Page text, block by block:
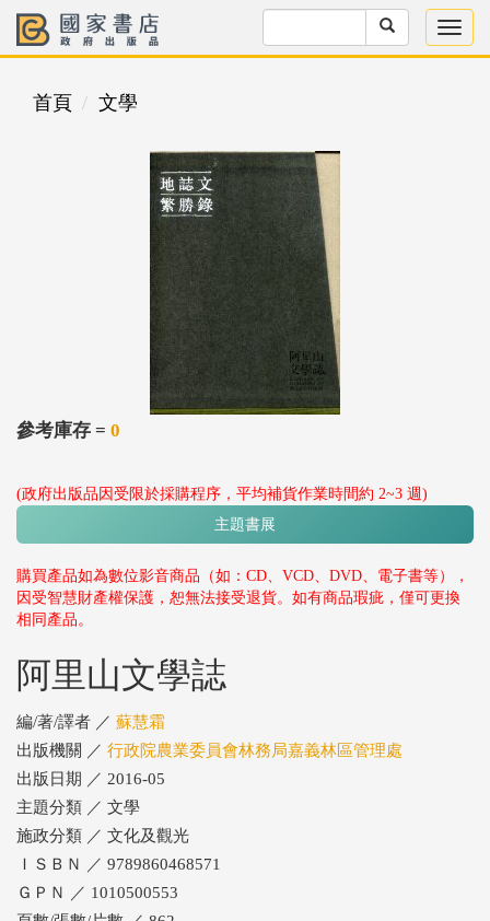
首頁 文學
參考庫存 = 0
(政府出版品因受限於採購程序，平均補貨作業時間約 2~3 週)
主題書展
購買產品如為數位影音商品（如：CD、VCD、DVD、電子書等），
因受智慧財產權保護，恕無法接受退貨。如有商品瑕疵，僅可更換
相同產品。
阿里山文學誌
編/著/譯者 ／ 蘇慧霜
出版機關 ／ 行政院農業委員會林務局嘉義林區管理處
出版日期 ／ 2016-05
主題分類 ／ 文學
施政分類 ／ 文化及觀光
ＩＳＢＮ ／ 9789860468571
ＧＰＮ ／ 1010500553